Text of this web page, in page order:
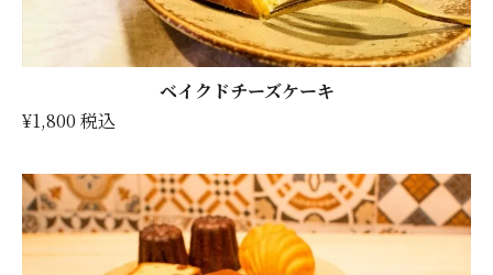
ベイクドチーズケーキ
¥1,800 税込